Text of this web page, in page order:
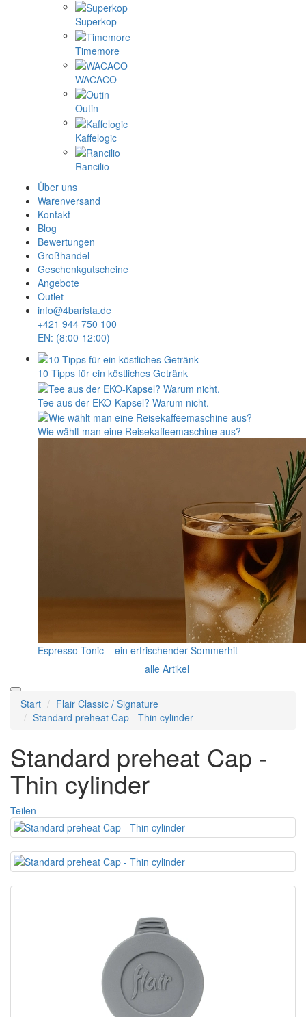
Superkop
Timemore
WACACO
Outin
Kaffelogic
Rancilio
Über uns
Warenversand
Kontakt
Blog
Bewertungen
Großhandel
Geschenkgutscheine
Angebote
Outlet
info@4barista.de
+421 944 750 100
EN: (8:00-12:00)
10 Tipps für ein köstliches Getränk
Tee aus der EKO-Kapsel? Warum nicht.
Wie wählt man eine Reisekaffeemaschine aus?
Espresso Tonic – ein erfrischender Sommerhit
alle Artikel
Start
Flair Classic / Signature
Standard preheat Cap - Thin cylinder
Standard preheat Cap -
Thin cylinder
Teilen